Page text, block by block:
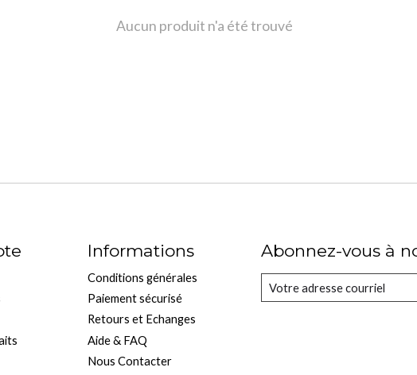
Aucun produit n'a été trouvé
Informations
Conditions générales
Paiement sécurisé
Retours et Echanges
Aide & FAQ
Nous Contacter
Abonnez-vous à